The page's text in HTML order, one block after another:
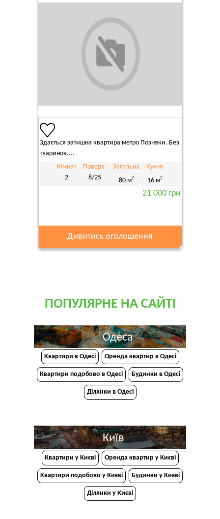
Здається затишна квартира метро Позняки. Без
тваринок....
Кімнат
2
Поверх:
8/25
Загальна
80 м2
Кухня
16 м2
21 000 грн
Дивитись оголошення
ПОПУЛЯРНЕ НА САЙТІ
Одеса
Квартири в Одесі Оренда квартир в Одесі
Квартири подобово в Одесі Будинки в Одесі
Ділянки в Одесі
Київ
Квартири у Києві Оренда квартир у Києві
Квартири подобово у Києві Будинки у Києві
Ділянки у Києві